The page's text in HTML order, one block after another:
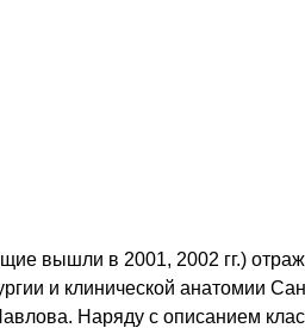
вышли в 2001, 2002 гг.)
и клинической анатомии
Наряду с описанием